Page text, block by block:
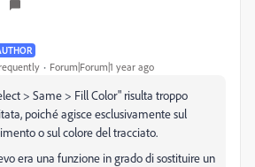
Forum|Forum|1 year ago
> Same > Fill Color" risulta troppo
poiché agisce esclusivamente sul
o sul colore del tracciato.
era una funzione in grado di sostituire un